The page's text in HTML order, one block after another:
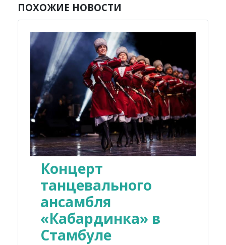
ПОХОЖИЕ НОВОСТИ
Концерт
танцевального
ансамбля
«Кабардинка» в
Стамбуле